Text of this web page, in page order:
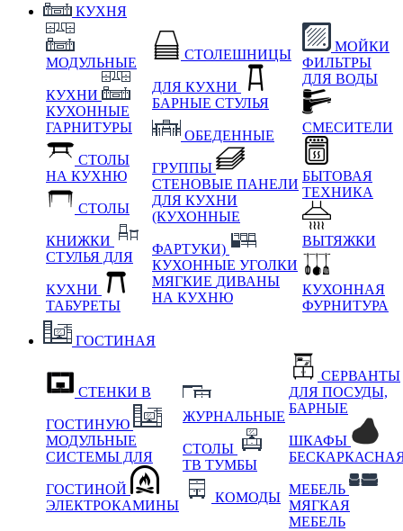
КУХНЯ
МОДУЛЬНЫЕ
КУХНИ
КУХОННЫЕ
ГАРНИТУРЫ
СТОЛЫ
НА КУХНЮ
СТОЛЫ
КНИЖКИ
СТУЛЬЯ ДЛЯ
КУХНИ
ТАБУРЕТЫ
СТОЛЕШНИЦЫ
ДЛЯ КУХНИ
БАРНЫЕ СТУЛЬЯ
ОБЕДЕННЫЕ
ГРУППЫ
СТЕНОВЫЕ ПАНЕЛИ
ДЛЯ КУХНИ
(КУХОННЫЕ
ФАРТУКИ)
КУХОННЫЕ УГОЛКИ
МЯГКИЕ ДИВАНЫ
НА КУХНЮ
МОЙКИ
ФИЛЬТРЫ
ДЛЯ ВОДЫ
СМЕСИТЕЛИ
БЫТОВАЯ
ТЕХНИКА
ВЫТЯЖКИ
КУХОННАЯ
ФУРНИТУРА
ГОСТИНАЯ
СТЕНКИ В
ГОСТИНУЮ
МОДУЛЬНЫЕ
СИСТЕМЫ ДЛЯ
ГОСТИНОЙ
ЭЛЕКТРОКАМИНЫ
ЖУРНАЛЬНЫЕ
СТОЛЫ
ТВ ТУМБЫ
КОМОДЫ
СЕРВАНТЫ
ДЛЯ ПОСУДЫ,
БАРНЫЕ
ШКАФЫ
МЕБЕЛЬ
МЯГКАЯ
МЕБЕЛЬ